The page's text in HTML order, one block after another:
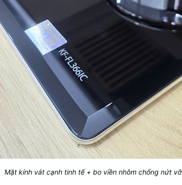
Mặt kính vát cạnh tinh tế + bo viền nhôm chống nứt vỡ